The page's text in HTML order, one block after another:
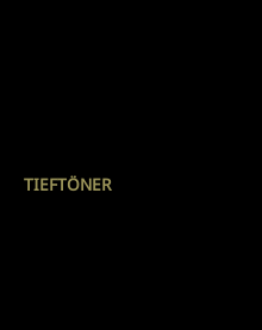
TIEFTÖNER